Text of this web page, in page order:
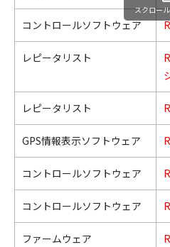
コントロールソフトウェア
レピータリスト
レピータリスト
GPS情報表示ソフトウェア
コントロールソフトウェア
コントロールソフトウェア
ファームウェア
スクロー